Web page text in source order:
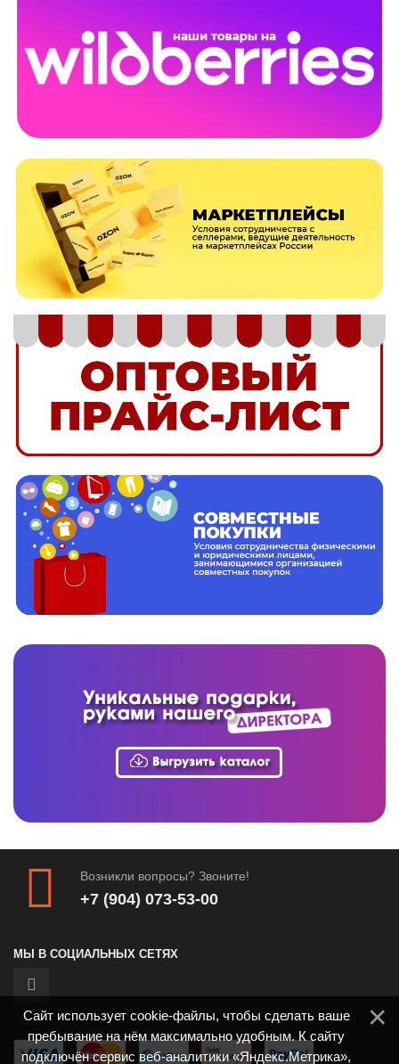
Возникли вопросы? Звоните!
+7 (904) 073-53-00
МЫ В СОЦИАЛЬНЫХ СЕТЯХ
Сайт использует cookie-файлы, чтобы сделать ваше
пребывание на нём максимально удобным. К сайту
подключён сервис веб-аналитики «Яндекс.Метрика»,